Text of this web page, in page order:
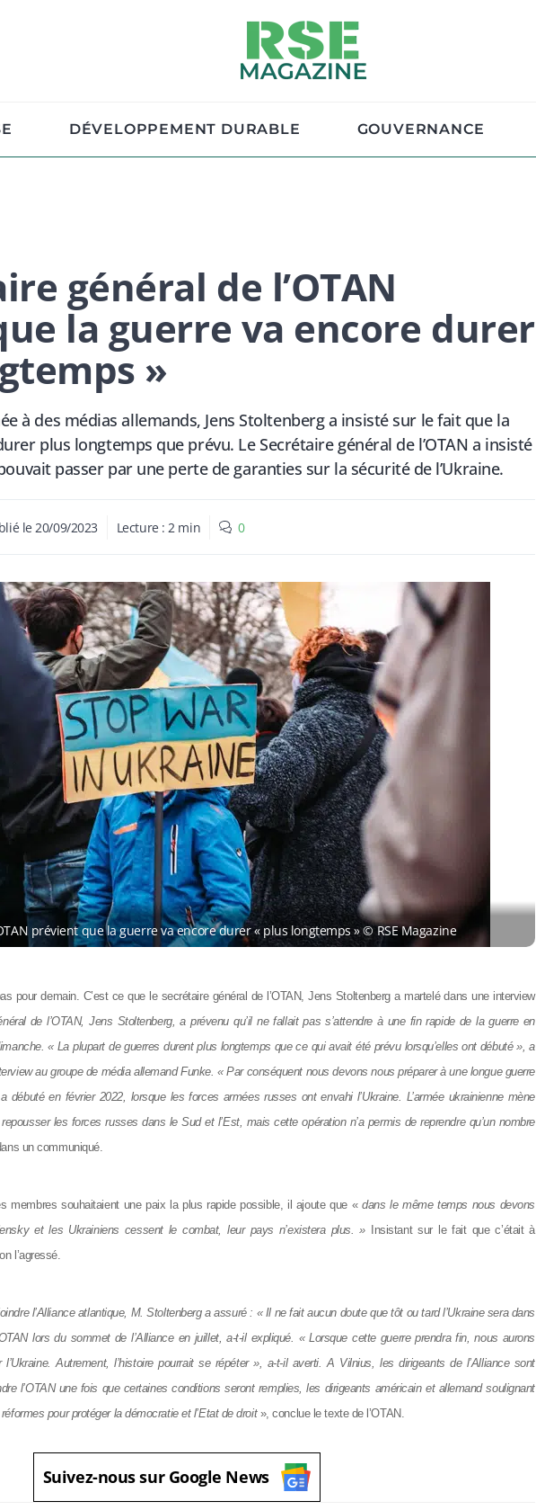
DÉVELOPPEMENT DURABLE GOUVERNANCE
général de l’OTAN
la guerre va encore durer
»
à des médias allemands, Jens Stoltenberg a insisté sur le fait que la
plus longtemps que prévu. Le Secrétaire général de l’OTAN a insisté
passer par une perte de garanties sur la sécurité de l’Ukraine.
le 20/09/2023 Lecture : 2 min 0
prévient que la guerre va encore durer « plus longtemps » © RSE Magazine
pour demain. C’est ce que le secrétaire général de l’OTAN, Jens Stoltenberg a martelé dans une interview
de l’OTAN, Jens Stoltenberg, a prévenu qu’il ne fallait pas s’attendre à une fin rapide de la guerre en
« La plupart de guerres durent plus longtemps que ce qui avait été prévu lorsqu’elles ont débuté », a
au groupe de média allemand Funke. « Par conséquent nous devons nous préparer à une longue guerre
débuté en février 2022, lorsque les forces armées russes ont envahi l’Ukraine. L’armée ukrainienne mène
les forces russes dans le Sud et l’Est, mais cette opération n’a permis de reprendre qu’un nombre
un communiqué.
membres souhaitaient une paix la plus rapide possible, il ajoute que « dans le même temps nous devons
et les Ukrainiens cessent le combat, leur pays n’existera plus. »
Insistant sur le fait que c’était à
l’agressé.
l’Alliance atlantique, M. Stoltenberg a assuré : « Il ne fait aucun doute que tôt ou tard l’Ukraine sera dans
lors du sommet de l’Alliance en juillet, a-t-il expliqué. « Lorsque cette guerre prendra fin, nous aurons
Autrement, l’histoire pourrait se répéter », a-t-il averti. A Vilnius, les dirigeants de l’Alliance sont
l’OTAN une fois que certaines conditions seront remplies, les dirigeants américain et allemand soulignant
pour protéger la démocratie et l’Etat de droit», conclue le texte de l’OTAN.
Suivez-nous sur Google News